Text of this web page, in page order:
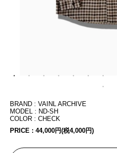
BRAND : VAINL ARCHIVE
MODEL : ND-SH
COLOR : CHECK
PRICE : 44,000円(税4,000円)